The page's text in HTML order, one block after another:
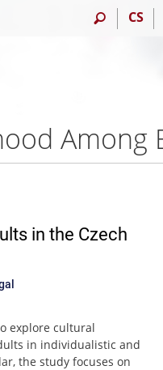
CS
in the Czech
explore cultural
in individualistic and
the study focuses on